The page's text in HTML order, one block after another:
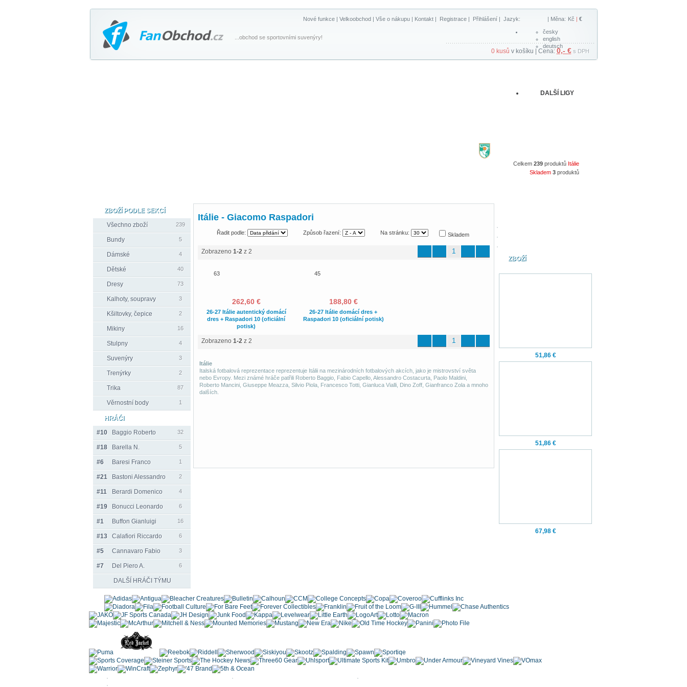
...obchod se sportovními suvenýry!
Nové funkce| Velkoobchod| Vše o nákupu| Kontakt| Registrace| Přihlášení| Jazyk:
česky
english
deutsch
| Měna: Kč | €
0 kusů v košíku | Cena: 0,- € s DPH
DALŠÍ LIGY
Celkem 239produktů Itálie
Skladem 3produktů
ZBOŽÍ PODLE SEKCÍ
Všechno zboží
239
Bundy 5
Dámské 4
Dětské 40
Dresy 73
Kalhoty, soupravy 3
Kšiltovky, čepice 2
Mikiny 16
Stulpny 4
Suvenýry 3
Trenýrky 2
Trika 87
Věrnostní body 1
HRÁČI
#10
Baggio Roberto 32
#18 Barella N. 5
#6 Baresi Franco 1
#21 Bastoni Alessandro 2
#11 Berardi Domenico 4
#19 Bonucci Leonardo 6
#1 Buffon Gianluigi 16
#13 Calafiori Riccardo 6
#5 Cannavaro Fabio 3
#7 Del Piero A. 6
DALŠÍ HRÁČI TÝMU
Itálie - Giacomo Raspadori
Řadit podle: Způsob řazení: Na stránku: Skladem
Zobrazeno 1-2z 2 1
63
262,60 €
26-27 Itálie autentický domácí
dres + Raspadori 10 (oficiální
potisk)
45
188,80 €
26-27 Itálie domácí dres +
Raspadori 10 (oficiální potisk)
Zobrazeno 1-2z 2 1
Itálie
Italská fotbalová reprezentace reprezentuje Itálii na mezinárodních fotbalových akcích, jako je mistrovství světa
nebo Evropy. Mezi známé hráče patřili Roberto Baggio, Fabio Capello, Alessandro Costacurta, Paolo Maldini,
Roberto Mancini, Giuseppe Meazza, Silvio Piola, Francesco Totti, Gianluca Vialli, Dino Zoff, Gianfranco Zola a mnoho
dalších.
ZBOŽÍ
51,86 €
51,86 €
67,98 €